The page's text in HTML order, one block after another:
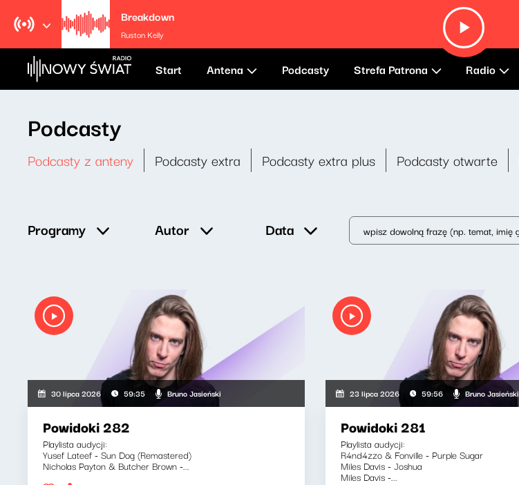
Breakdown
Ruston Kelly
Start Antena Podcasty Strefa Patrona Radio
Podcasty
Podcasty z anteny Podcasty extra Podcasty extra plus Podcasty otwarte
Programy Autor Data
30 lipca 2026 59:35 Bruno Jasieński
Powidoki 282
Playlista audycji:
Yusef Lateef - Sun Dog (Remastered)
Nicholas Payton & Butcher Brown -...
23 lipca 2026 59:56 Bruno Jasieński
Powidoki 281
Playlista audycji:
R4nd4zzo & Fonville - Purple Sugar
Miles Davis - Joshua
Miles Davis -...